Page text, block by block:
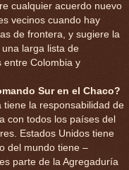
cualquier acuerdo nuevo
vecinos cuando hay
de frontera, y sugiere la
larga lista de
entre Colombia y
Sur en el Chaco?
tiene la responsabilidad de
con todos los países del
Estados Unidos tiene
del mundo tiene –
parte de la Agregaduría